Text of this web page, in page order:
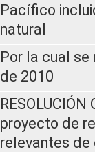
Pacífico
natural
Por la cual se
de 2010
proyecto de
relevantes de